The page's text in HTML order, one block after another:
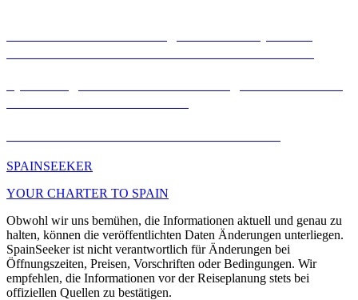
SPAINSEEKER
YOUR CHARTER TO SPAIN
Obwohl wir uns bemühen, die Informationen aktuell und genau zu
halten, können die veröffentlichten Daten Änderungen unterliegen.
SpainSeeker ist nicht verantwortlich für Änderungen bei
Öffnungszeiten, Preisen, Vorschriften oder Bedingungen. Wir
empfehlen, die Informationen vor der Reiseplanung stets bei
offiziellen Quellen zu bestätigen.